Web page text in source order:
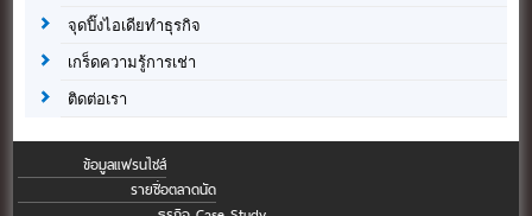
จุดปิ๊งไอเดียทำธุรกิจ
เกร็ดความรู้การเช่า
ติดต่อเรา
ข้อมูลแฟรนไชส์
รายชื่อตลาดนัด